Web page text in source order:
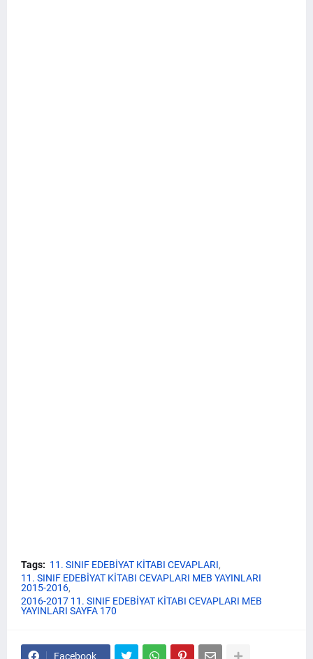
Tags: 11. SINIF EDEBİYAT KİTABI CEVAPLARI
11. SINIF EDEBİYAT KİTABI CEVAPLARI MEB YAYINLARI
2015-2016
2016-2017 11. SINIF EDEBİYAT KİTABI CEVAPLARI MEB
YAYINLARI SAYFA 170
Facebook